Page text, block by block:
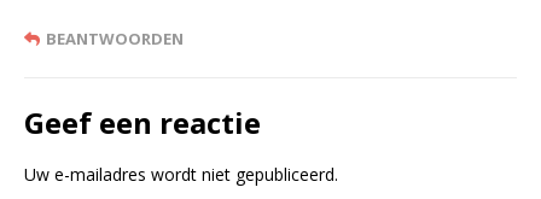
BEANTWOORDEN
Geef een reactie
Uw e-mailadres wordt niet gepubliceerd.